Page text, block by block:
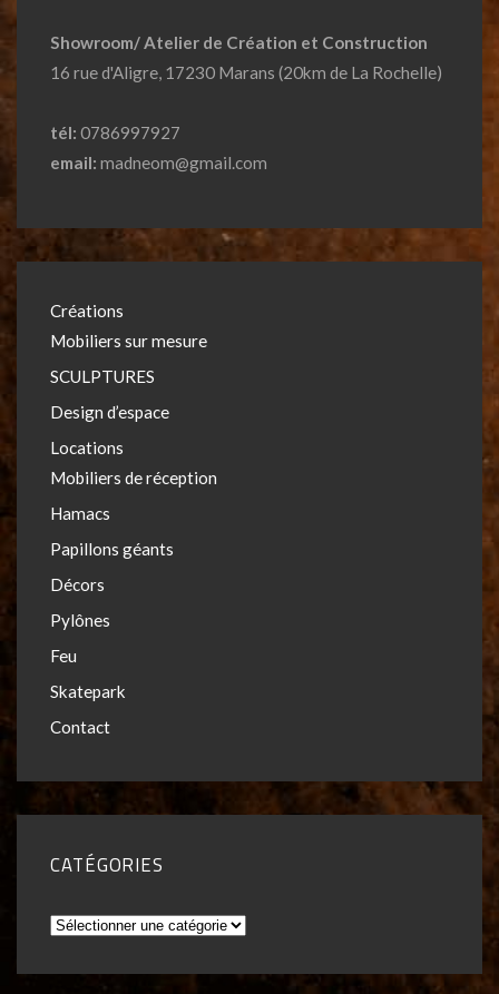
Showroom/ Atelier de Création et Construction
16 rue d'Aligre, 17230 Marans (20km de La Rochelle)
tél: 0786997927
email: madneom@gmail.com
Créations
Mobiliers sur mesure
SCULPTURES
Design d’espace
Locations
Mobiliers de réception
Hamacs
Papillons géants
Décors
Pylônes
Feu
Skatepark
Contact
CATÉGORIES